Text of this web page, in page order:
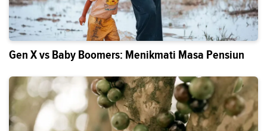
Gen X vs Baby Boomers: Menikmati Masa Pensiun